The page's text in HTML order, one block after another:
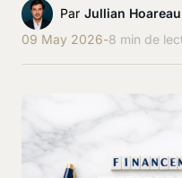
Par Jullian Hoareau
09 May 2026-8 min de